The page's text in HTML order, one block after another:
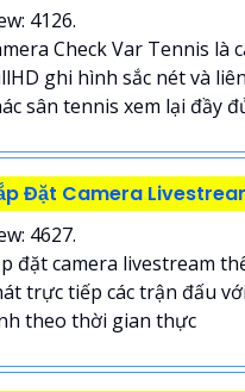
4126.
Check Var Tennis là
ghi hình sắc nét và
sân tennis xem lại đầy
Đặt Camera
4627.
đặt camera livestream
trực tiếp các trận đấu
theo thời gian thực